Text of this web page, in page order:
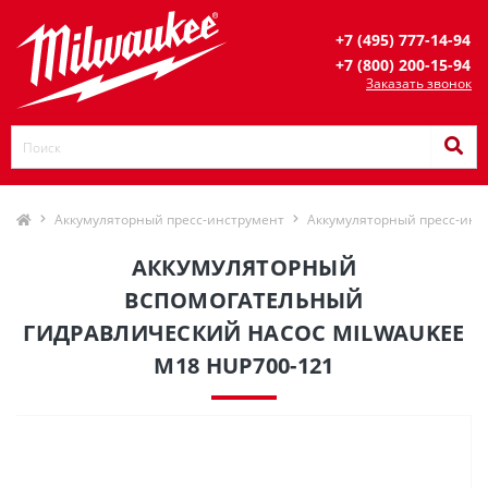
+7 (495) 777-14-94
+7 (800) 200-15-94
Заказать звонок
Аккумуляторный пресс-инструмент Аккумуляторный пресс-
АККУМУЛЯТОРНЫЙ
ВСПОМОГАТЕЛЬНЫЙ
ГИДРАВЛИЧЕСКИЙ НАСОС MILWAUKEE
M18 HUP700-121